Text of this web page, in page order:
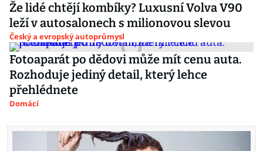
Že lidé chtějí kombíky? Luxusní Volva V90
leží v autosalonech s milionovou slevou
Český a evropský autoprůmysl
Fotoaparát po dědovi může mít cenu auta.
Rozhoduje jediný detail, který lehce
přehlédnete
Domácí